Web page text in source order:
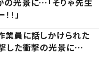
！」
員に話しかけられた
した衝撃の光景に…